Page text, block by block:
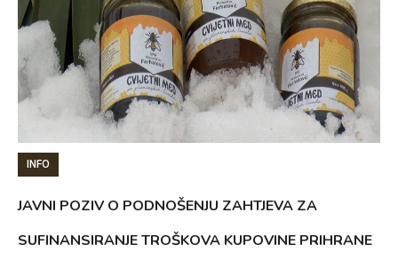
INFO
JAVNI POZIV O PODNOŠENJU ZAHTJEVA ZA
SUFINANSIRANJE TROŠKOVA KUPOVINE PRIHRANE